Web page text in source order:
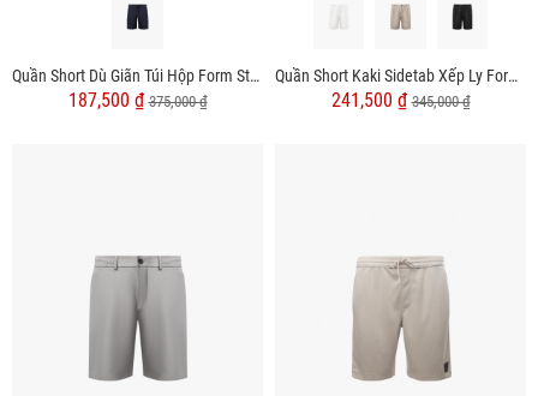
Quần Short Dù Giãn Túi Hộp Form Straight QS055
187,500 ₫375,000 ₫
Quần Short Kaki Sidetab Xếp Ly Form Regular QS069
241,500 ₫345,000 ₫